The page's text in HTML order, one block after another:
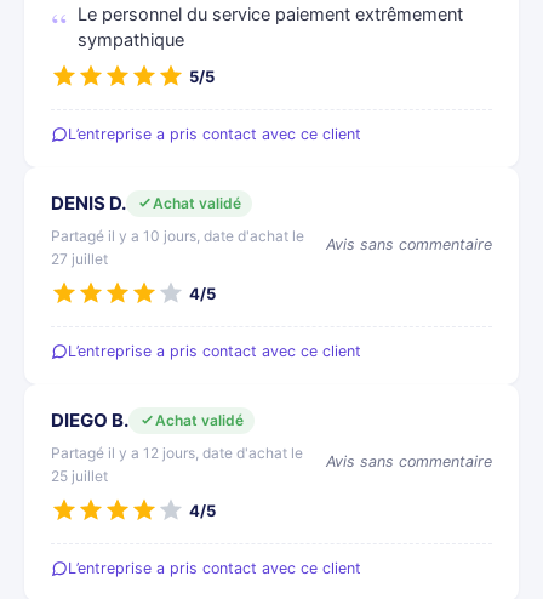
Le personnel du service paiement extrêmement
sympathique
5/5
L’entreprise a pris contact avec ce client
DENIS D.
Achat validé
Partagé il y a 10 jours, date d'achat le
27 juillet
Avis sans commentaire
4/5
L’entreprise a pris contact avec ce client
DIEGO B.
Achat validé
Partagé il y a 12 jours, date d'achat le
25 juillet
Avis sans commentaire
4/5
L’entreprise a pris contact avec ce client